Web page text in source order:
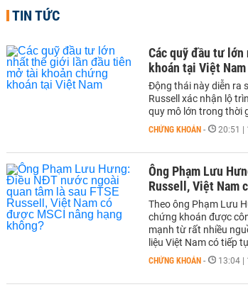
TIN TỨC
Các quỹ đầu tư
khoán tại Việt Nam
Động thái này diễn ra
Russell xác nhận lộ
quy mô lớn trong thời
CHỨNG KHOÁN - 20:51 |
Ông Phạm Lưu
Russell, Việt Nam
Theo ông Phạm Lưu
chứng khoán được
mạnh từ rất nhiều
liệu Việt Nam có tiếp
CHỨNG KHOÁN - 13:04